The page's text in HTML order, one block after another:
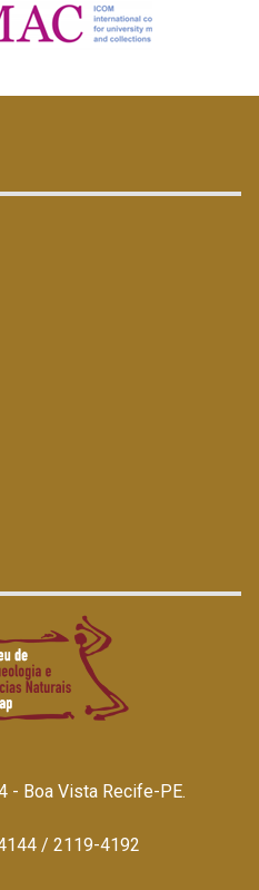
- Boa Vista Recife-PE.
/ 2119-4192